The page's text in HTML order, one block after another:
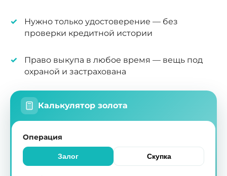
Нужно только удостоверение — без
проверки кредитной истории
Право выкупа в любое время — вещь под
охраной и застрахована
Калькулятор золота
Операция
Залог Скупка